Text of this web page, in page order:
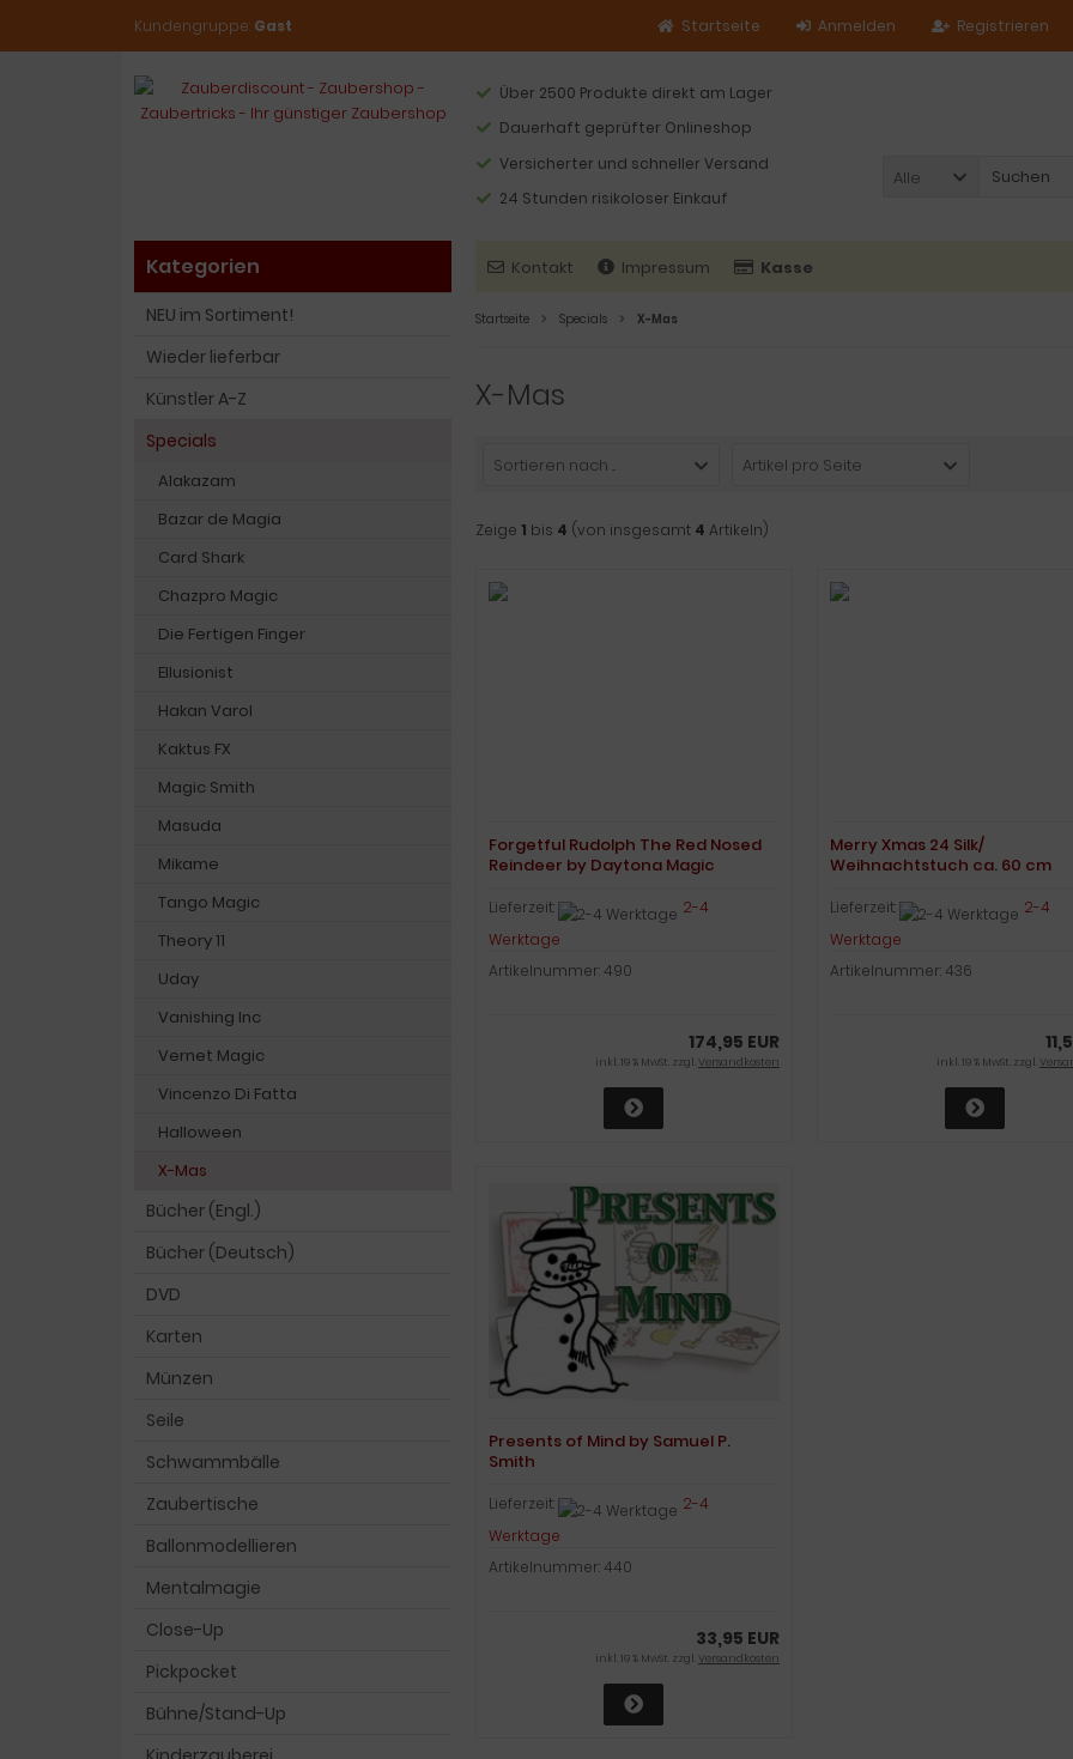
Kundengruppe: Gast Registrieren
Anmelden
Startseite
Über 2500 Produkte direkt am Lager
Dauerhaft geprüfter Onlineshop
Versicherter und schneller Versand
24 Stunden risikoloser Einkauf
Alle
Kontakt Impressum Kasse
Startseite Specials X-Mas
X-Mas
Sortieren nach ... Artikel pro Seite
Zeige 1 bis 4 (von insgesamt 4 Artikeln)
Forgetful Rudolph The Red Nosed
Reindeer by Daytona Magic
Lieferzeit:
2-4
Werktage
Artikelnummer: 490
174,95 EUR
inkl. 19 % MwSt. zzgl.Versandkosten
Merry Xmas 24 Silk/
Weihnachtstuch ca. 60 cm
Lieferzeit:
2-4
Werktage
Artikelnummer: 436
inkl. 19 % MwSt. zzgl.
Presents of Mind by Samuel P.
Smith
Lieferzeit:
2-4
Werktage
Artikelnummer: 440
33,95 EUR
inkl. 19 % MwSt. zzgl.Versandkosten
Kategorien
NEU im Sortiment!
Wieder lieferbar
Künstler A-Z
Specials
Alakazam
Bazar de Magia
Card Shark
Chazpro Magic
Die Fertigen Finger
Ellusionist
Hakan Varol
Kaktus FX
Magic Smith
Masuda
Mikame
Tango Magic
Theory 11
Uday
Vanishing Inc
Vernet Magic
Vincenzo Di Fatta
Halloween
X-Mas
Bücher (Engl.)
Bücher (Deutsch)
DVD
Karten
Münzen
Seile
Schwammbälle
Zaubertische
Ballonmodellieren
Mentalmagie
Close-Up
Pickpocket
Bühne/Stand-Up